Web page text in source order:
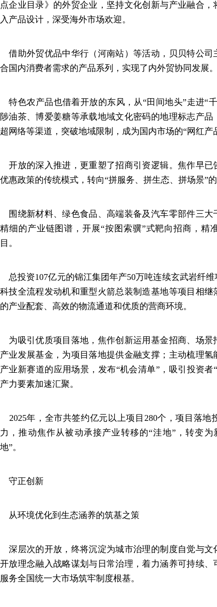
点企业目录》的外贸企业，坚持文化创新与产业融合
入产品设计，深受海外市场欢迎。
借助外贸优品中华行（河南站）等活动，贝贝特公司
合国内消费者需求的产品系列，实现了内外贸协同发展
特色农产品也借着开放的东风，从“田间地头”走进“
陟油茶、博爱姜糖等承载地域文化密码的地理标志产
超网络等渠道，突破地域限制，成为国内市场的“网红产
开放的深入推进，更重塑了招商引资逻辑。焦作早已
优惠政策的传统模式，转向“拼服务、拼生态、拼场景”
围绕新材料、绿色食品、高端装备及汽车零部件三大
精细的产业链图谱，开展“按图索骥”式靶向招商，精
目。
总投资107亿元的锦江集团年产50万吨连续玄武岩纤
科技全流程发动机和重型火箭总装制造基地等项目相
的产业配套、高效的物流通道和优质的营商环境。
为吸引优质项目落地，焦作创新运用基金招商、场景
产业发展基金，为项目落地提供金融支撑；主动梳理
产业新赛道的应用场景，发布“机会清单”，吸引投资
产力要素加速汇聚。
2025年，全市共签约亿元以上项目280个，项目落地
力，推动焦作从被动承接产业转移的“洼地”，转变
地”。
守正创新
从环境优化到生态涵养的筑基之策
深层次的开放，终将沉淀为城市治理的制度自觉与文
开放理念融入战略谋划与日常治理，着力涵养可持续
服务全国统一大市场筑牢制度根基。